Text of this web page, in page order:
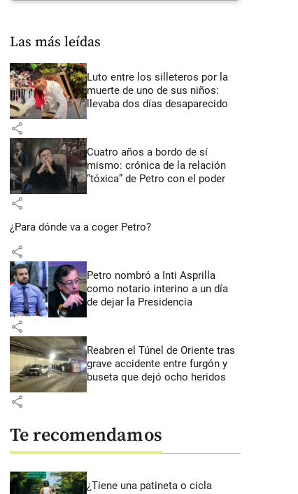
Las más leídas
Luto entre los silleteros por la
muerte de uno de sus niños:
llevaba dos días desaparecido
share
Cuatro años a bordo de sí
mismo: crónica de la relación
“tóxica” de Petro con el poder
share
¿Para dónde va a coger Petro?
share
Petro nombró a Inti Asprilla
como notario interino a un día
de dejar la Presidencia
share
Reabren el Túnel de Oriente tras
grave accidente entre furgón y
buseta que dejó ocho heridos
share
Te recomendamos
¿Tiene una patineta o cicla